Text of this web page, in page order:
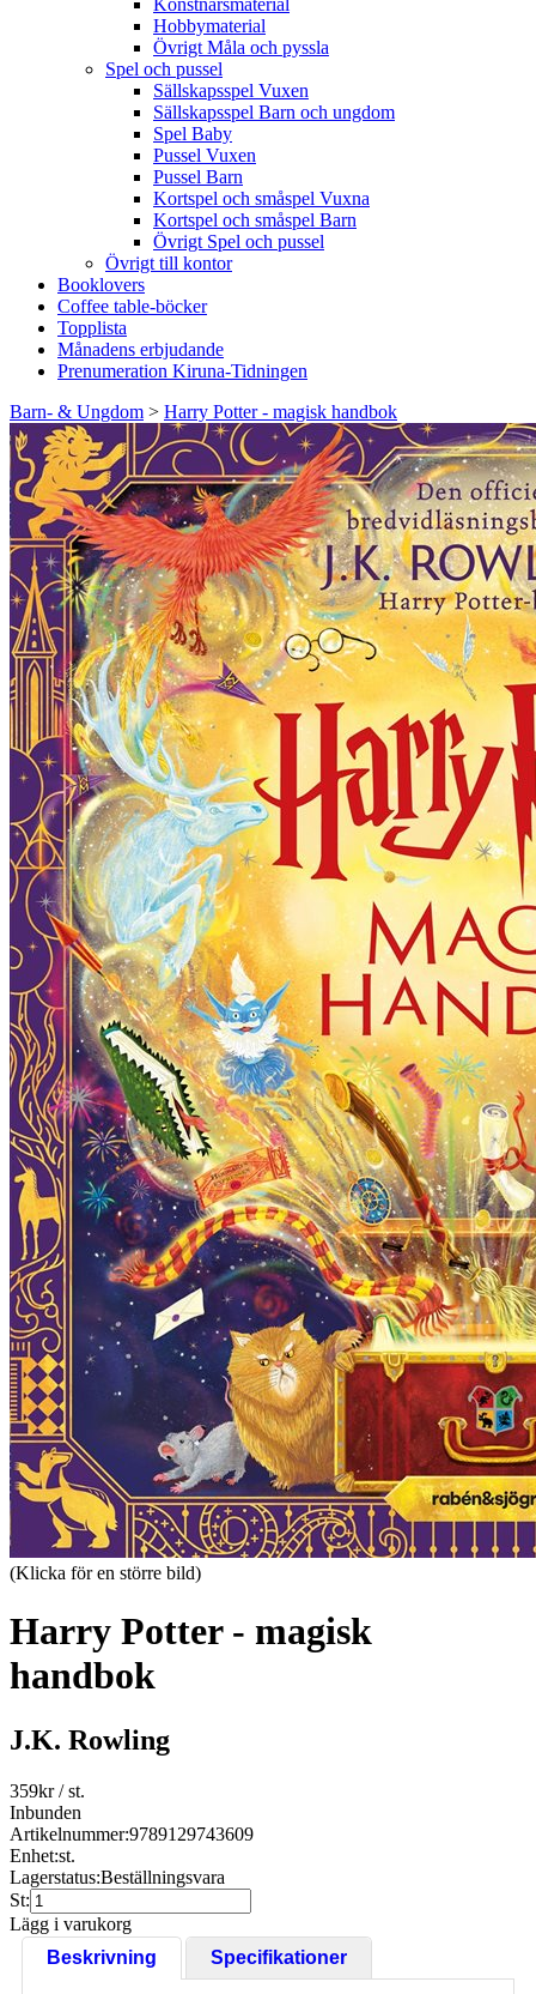
Konstnärsmaterial
Hobbymaterial
Övrigt Måla och pyssla
Spel och pussel
Sällskapsspel Vuxen
Sällskapsspel Barn och ungdom
Spel Baby
Pussel Vuxen
Pussel Barn
Kortspel och småspel Vuxna
Kortspel och småspel Barn
Övrigt Spel och pussel
Övrigt till kontor
Booklovers
Coffee table-böcker
Topplista
Månadens erbjudande
Prenumeration Kiruna-Tidningen
Barn- & Ungdom > Harry Potter - magisk handbok
(Klicka för en större bild)
Harry Potter - magisk
handbok
J.K. Rowling
359kr/ st.
Inbunden
Artikelnummer:9789129743609
Enhet:st.
Lagerstatus:Beställningsvara
St:
Lägg i varukorg
Beskrivning
Specifikationer